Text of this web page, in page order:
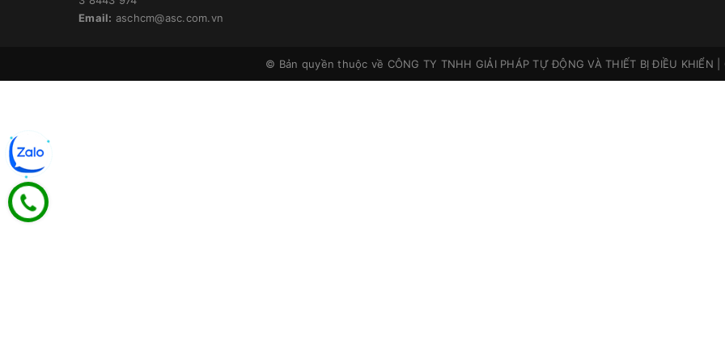
Email: aschcm@asc.com.vn
© Bản quyền thuộc về CÔNG TY TNHH GIẢI PHÁP TỰ ĐỘNG VÀ THIẾT BỊ ĐIỀU KHIỂN